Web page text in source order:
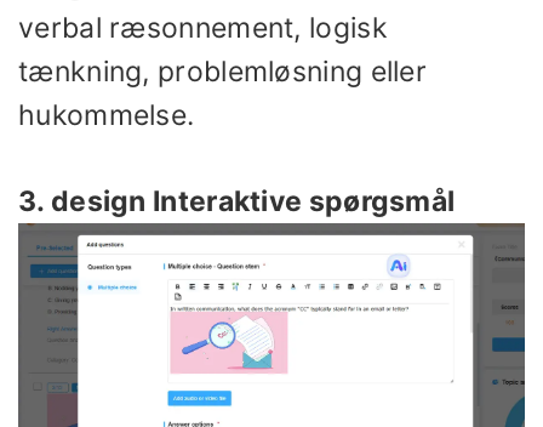
verbal ræsonnement, logisk
tænkning, problemløsning eller
hukommelse.
3. design Interaktive spørgsmål